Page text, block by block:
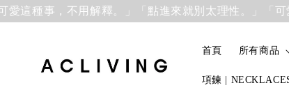
事，不用解釋。」「點進來就別太理性。」「可愛這
首頁 所有商品
項鍊 |